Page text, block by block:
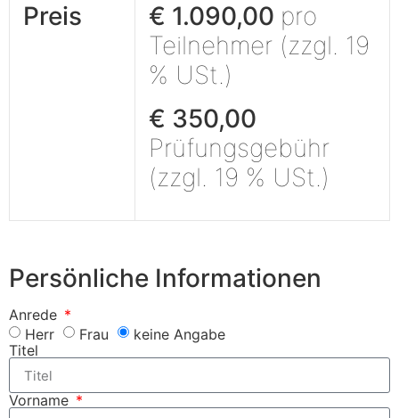
Preis € 1.090,00 pro
Teilnehmer (zzgl. 19
% USt.)
€ 350,00
Prüfungsgebühr
(zzgl. 19 % USt.)
Persönliche Informationen
Anrede
Herr
Frau
keine Angabe
Titel
Vorname